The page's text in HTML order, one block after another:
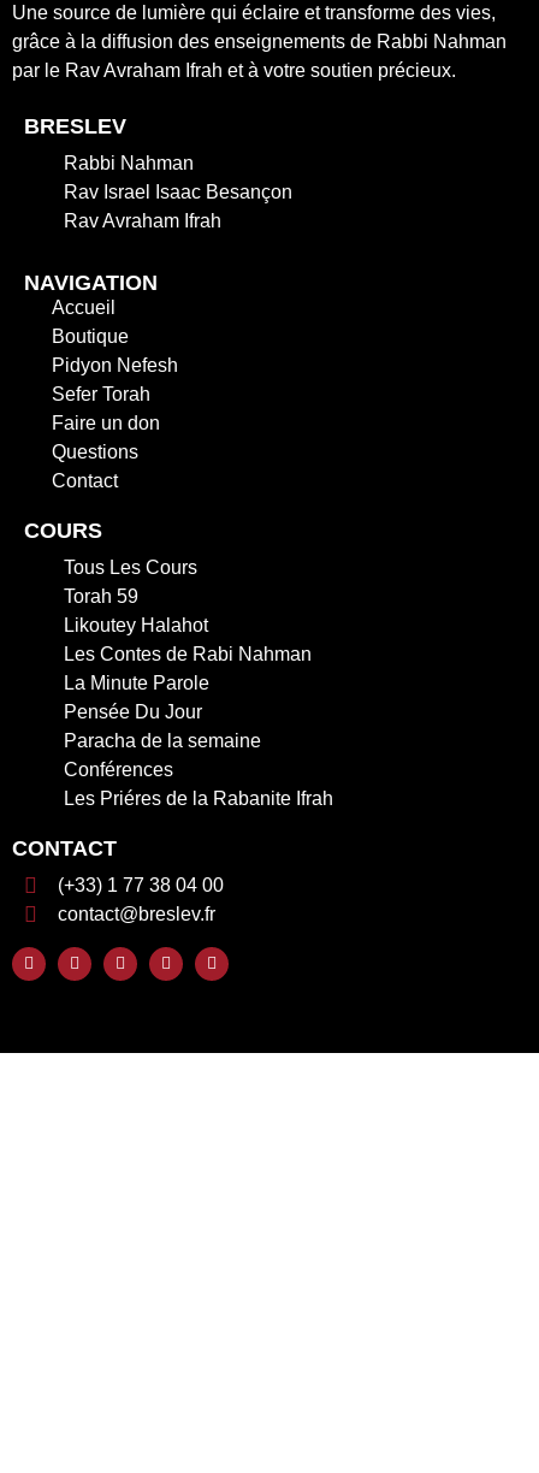
Une source de lumière qui éclaire et transforme des vies,
grâce à la diffusion des enseignements de Rabbi Nahman
par le Rav Avraham Ifrah et à votre soutien précieux.
BRESLEV
Rabbi Nahman
Rav Israel Isaac Besançon
Rav Avraham Ifrah
NAVIGATION
Accueil
Boutique
Pidyon Nefesh
Sefer Torah
Faire un don
Questions
Contact
COURS
Tous Les Cours
Torah 59
Likoutey Halahot
Les Contes de Rabi Nahman
La Minute Parole
Pensée Du Jour
Paracha de la semaine
Conférences
Les Priéres de la Rabanite Ifrah
CONTACT
(+33) 1 77 38 04 00
contact@breslev.fr